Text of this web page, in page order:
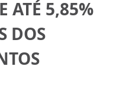
ATÉ 5,85%
DOS